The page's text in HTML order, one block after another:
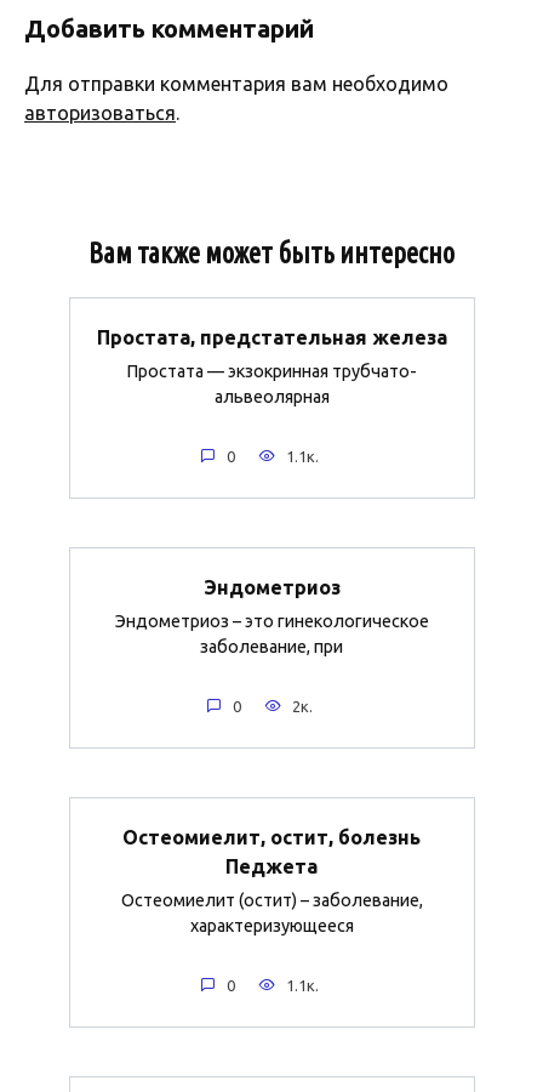
Добавить комментарий
Для отправки комментария вам необходимо
авторизоваться.
Вам также может быть интересно
Простата, предстательная железа
Простата — экзокринная трубчато-
альвеолярная
0 1.1к.
Эндометриоз
Эндометриоз – это гинекологическое
заболевание, при
0 2к.
Остеомиелит, остит, болезнь
Педжета
Остеомиелит (остит) – заболевание,
характеризующееся
0 1.1к.